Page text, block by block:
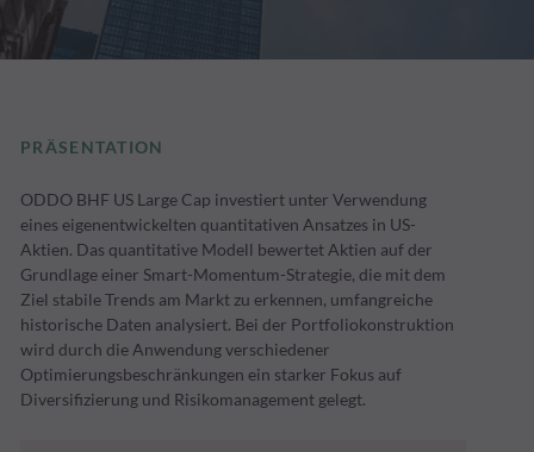
PRÄSENTATION
ODDO BHF US Large Cap investiert unter Verwendung
eines eigenentwickelten quantitativen Ansatzes in US-
Aktien. Das quantitative Modell bewertet Aktien auf der
Grundlage einer Smart-Momentum-Strategie, die mit dem
Ziel stabile Trends am Markt zu erkennen, umfangreiche
historische Daten analysiert. Bei der Portfoliokonstruktion
wird durch die Anwendung verschiedener
Optimierungsbeschränkungen ein starker Fokus auf
Diversifizierung und Risikomanagement gelegt.